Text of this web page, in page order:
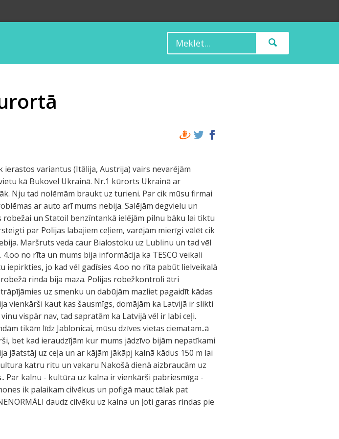
variantus (Itālija, Austrija) vairs nevarējām
kā Bukovel Ukrainā. Nr.1 kūrorts Ukrainā ar
Nju tad nolēmām braukt uz turieni. Par cik mūsu firmai
ar auto arī mums nebija. Salējām degvielu un
un Statoil benzīntankā ielējām pilnu bāku lai tiktu
par Polijas labajiem ceļiem, varējām mierīgi vālēt cik
Maršruts veda caur Bialostoku uz Lublinu un tad vēl
no rīta un mums bija informācija ka TESCO veikali
iepirkties, jo kad vēl gadīsies 4.oo no rīta pabūt lielveikalā
rinda bija maza. Polijas robežkontroli ātri
uz smenku un dabūjām mazliet pagaidīt kādas
vienkārši kaut kas šausmīgs, domājām ka Latvijā ir slikti
vispār nav, tad sapratām ka Latvijā vēl ir labi ceļi.
tikām līdz Jablonicai, mūsu dzīves vietas ciematam..ā
bet kad ieraudzījām kur mums jādzīvo bijām nepatīkami
jāatstāj uz ceļa un ar kājām jākāpj kalnā kādus 150 m lai
katru ritu un vakaru Nakošā dienā aizbraucām uz
Par kalnu - kultūra uz kalna ir vienkārši pabriesmīga -
ik palaikam cilvēkus un pofigā mauc tālak pat
daudz cilvēku uz kalna un ļoti garas rindas pie